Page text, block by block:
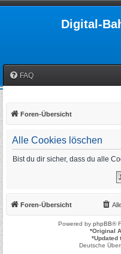
Digital-
FAQ
Foren-Übersicht
Alle Cookies löschen
Bist du dir sicher, dass du alle
Foren-Übersicht
Powered by phpBB®
*Original
*Updated
Deutsche